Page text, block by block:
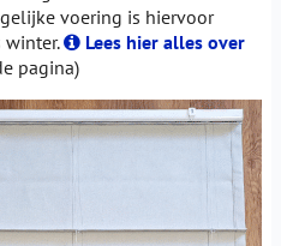
voering is hiervoor
winter.
Lees hier alles over
pagina)